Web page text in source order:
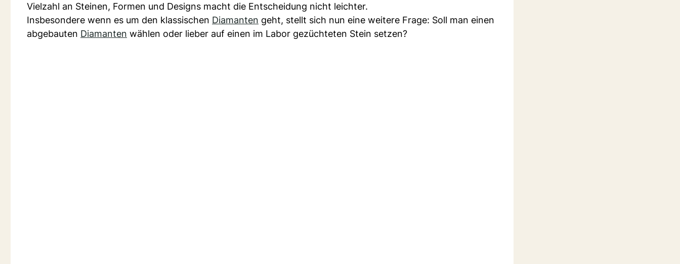
Vielzahl an Steinen, Formen und Designs macht die Entscheidung nicht leichter.
Insbesondere wenn es um den klassischen Diamanten geht, stellt sich nun eine weitere Frage: Soll man einen
abgebauten Diamanten wählen oder lieber auf einen im Labor gezüchteten Stein setzen?